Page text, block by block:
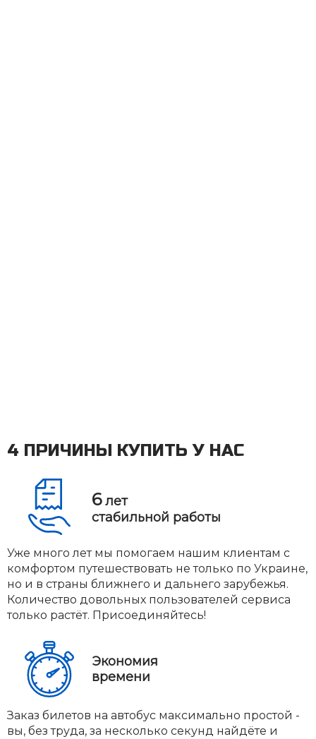
4 ПРИЧИНЫ КУПИТЬ У НАС
6лет
стабильной работы
Уже много лет мы помогаем нашим клиентам с
комфортом путешествовать не только по Украине,
но и в страны ближнего и дальнего зарубежья.
Количество довольных пользователей сервиса
только растёт. Присоединяйтесь!
Экономия
времени
Заказ билетов на автобус максимально простой -
вы, без труда, за несколько секунд найдёте и